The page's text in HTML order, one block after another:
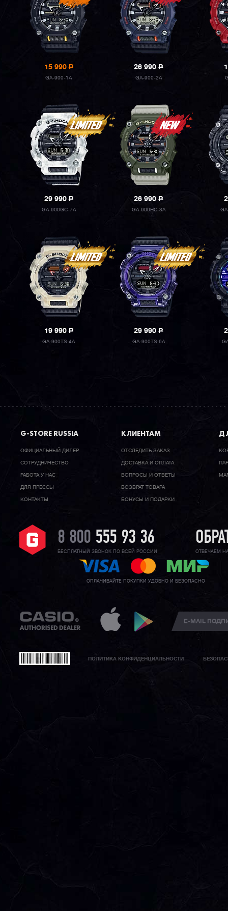
15 990P
GA-900-1A
26 990P
GA-900-2A
29 990P
GA-900GC-7A
26 990P
GA-900HC-3A
19 990P
GA-900TS-4A
29 990P
GA-900TS-6A
G-STORE RUSSIA
ОФИЦИАЛЬНЫЙ ДИЛЕР
CОТРУДНИЧЕСТВО
РАБОТА У НАС
ДЛЯ ПРЕССЫ
КОНТАКТЫ
КЛИЕНТАМ
ОТСЛЕДИТЬ ЗАКАЗ
ДОСТАВКА И ОПЛАТА
ВОПРОСЫ И ОТВЕТЫ
ВОЗВРАТ ТОВАРА
БОНУСЫ И ПОДАРКИ
8 800 555 93 36
БЕСПЛАТНЫЙ ЗВОНОК ПО ВСЕЙ РОССИИ ОТВЕЧАЕМ
ОПЛАЧИВАЙТЕ ПОКУПКИ УДОБНО И БЕЗОПАСНО
ПОЛИТИКА КОНФИДЕНЦИАЛЬНОСТИ